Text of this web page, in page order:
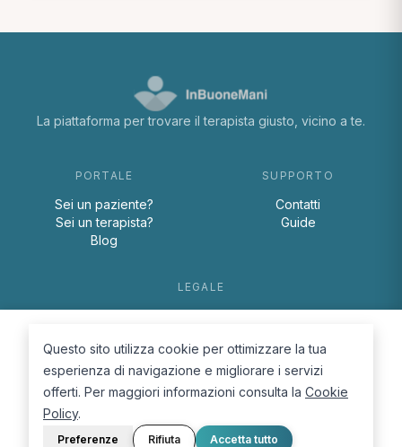
La piattaforma per trovare il terapista giusto, vicino a te.
PORTALE
Sei un paziente?
Sei un terapista?
Blog
SUPPORTO
Contatti
Guide
LEGALE
Cookie Policy
Questo sito utilizza cookie per ottimizzare la tua
esperienza di navigazione e migliorare i servizi
offerti. Per maggiori informazioni consulta la Cookie
Policy.
Preferenze Rifiuta Accetta tutto